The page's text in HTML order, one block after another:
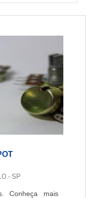
- SP
Conheça mais